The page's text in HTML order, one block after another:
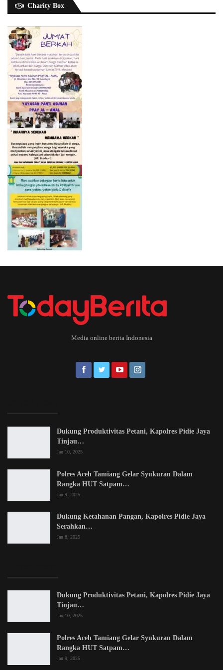
Charity Box
Media online berita Indonesia
Dukung Produktivitas Petani, Kapolres Pidie Jaya
Tinjau…
Jan 10, 2025
Polres Aceh Tamiang Gelar Syukuran Dalam
Rangka HUT Satpam…
Jan 9, 2025
Dukung Ketahanan Pangan, Kapolres Pidie Jaya
Serahkan…
Jan 8, 2025
Dukung Produktivitas Petani, Kapolres Pidie Jaya
Tinjau…
Jan 10, 2025
Polres Aceh Tamiang Gelar Syukuran Dalam
Rangka HUT Satpam…
Jan 9, 2025